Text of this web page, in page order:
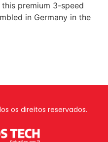
premium 3-speed
in Germany in the
os direitos reservados.